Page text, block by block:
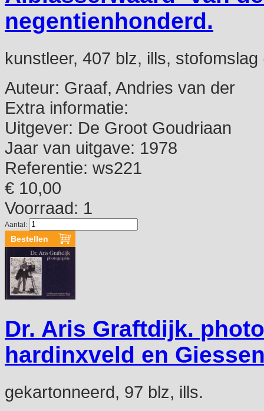
negentienhonderd.
kunstleer, 407 blz, ills,
Auteur: Graaf, Andries van der
Extra informatie:
Uitgever: De Groot Goudriaan
Jaar van uitgave: 1978
Referentie: ws221
€ 10,00
Voorraad: 1
Aantal:
Dr. Aris Graftdijk.
hardinxveld en
gekartonneerd, 97 blz, ills.